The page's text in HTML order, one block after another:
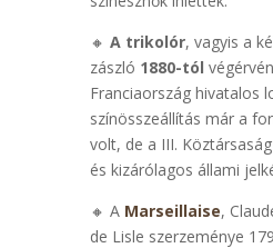
🔸 A trikolór, vagyis a
zászló 1880-tól
Franciaország hivatalos
színösszeállítás már a
volt, de a III.
és kizárólagos állami
🔸 A Marseillaise,
de Lisle szerzeménye